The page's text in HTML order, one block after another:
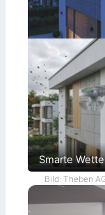
Smarte
Bild: Theben